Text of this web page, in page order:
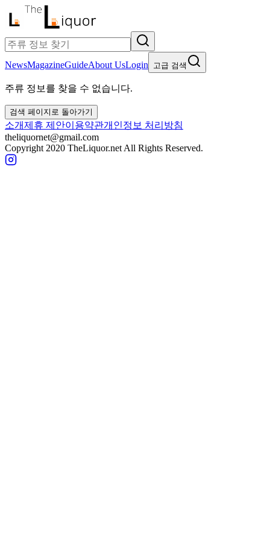
NewsMagazineGuideAbout UsLogin 고급 검색
주류 정보를 찾을 수 없습니다.
검색 페이지로 돌아가기
소개제휴 제안이용약관개인정보 처리방침
theliquornet@gmail.com
Copyright 2020 TheLiquor.net All Rights Reserved.